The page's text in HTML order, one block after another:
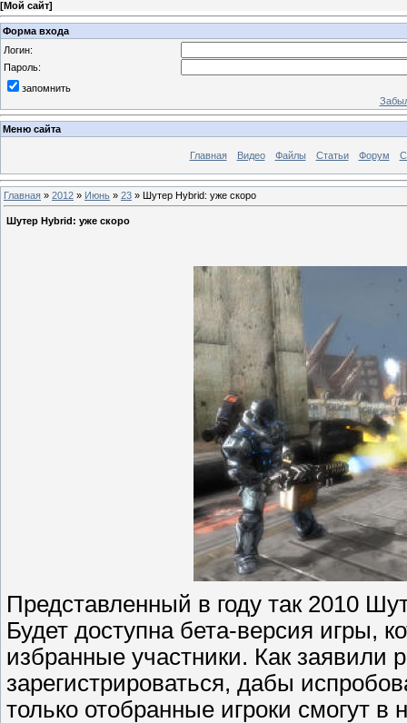
[Мой сайт]
Форма входа
Логин:
Пароль:
запомнить
Меню сайта
Главная Видео Файлы Статьи Форум
Главная » 2012 » Июнь » 23 » Шутер Hybrid: уже скоро
Шутер Hybrid: уже скоро
Представленный в году так 2010
Будет доступна бета-версия игры,
избранные участники. Как заявили
зарегистрироваться, дабы
только отобранные игроки смогут в